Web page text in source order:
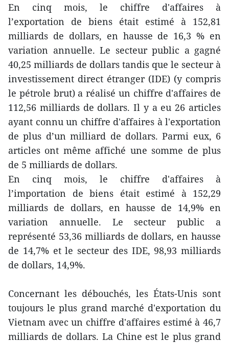
En cinq mois, le chiffre d'affaires à
l’exportation de biens était estimé à 152,81
milliards de dollars, en hausse de 16,3 % en
variation annuelle. Le secteur public a gagné
40,25 milliards de dollars tandis que le secteur à
investissement direct étranger (IDE) (y compris
le pétrole brut) a réalisé un chiffre d'affaires de
112,56 milliards de dollars. Il y a eu 26 articles
ayant connu un chiffre d'affaires à l'exportation
de plus d’un milliard de dollars. Parmi eux, 6
articles ont même affiché une somme de plus
de 5 milliards de dollars.
En cinq mois, le chiffre d'affaires à
l’importation de biens était estimé à 152,29
milliards de dollars, en hausse de 14,9% en
variation annuelle. Le secteur public a
représenté 53,36 milliards de dollars, en hausse
de 14,7% et le secteur des IDE, 98,93 milliards
de dollars, 14,9%.
Concernant les débouchés, les États-Unis sont
toujours le plus grand marché d'exportation du
Vietnam avec un chiffre d'affaires estimé à 46,7
milliards de dollars. La Chine est le plus grand